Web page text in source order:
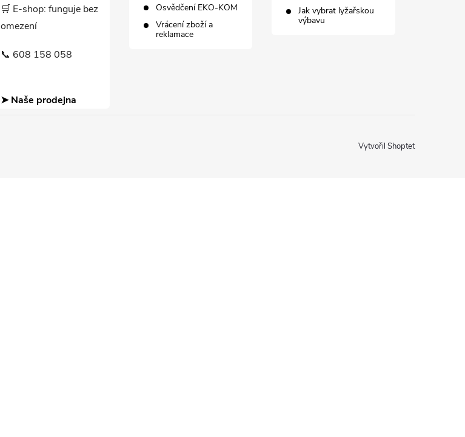
🛒 E-shop: funguje bez
omezení
📞 608 158 058
➤ Naše prodejna
Osvědčení EKO-KOM
Vrácení zboží a
reklamace
Jak vybrat lyžařskou
výbavu
Vytvořil Shoptet